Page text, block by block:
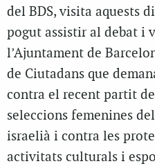
del BDS, visita aquests
pogut assistir al debat i
l’Ajuntament de
de Ciutadans que
contra el recent partit
seleccions femenines
israelià i contra les
activitats culturals i